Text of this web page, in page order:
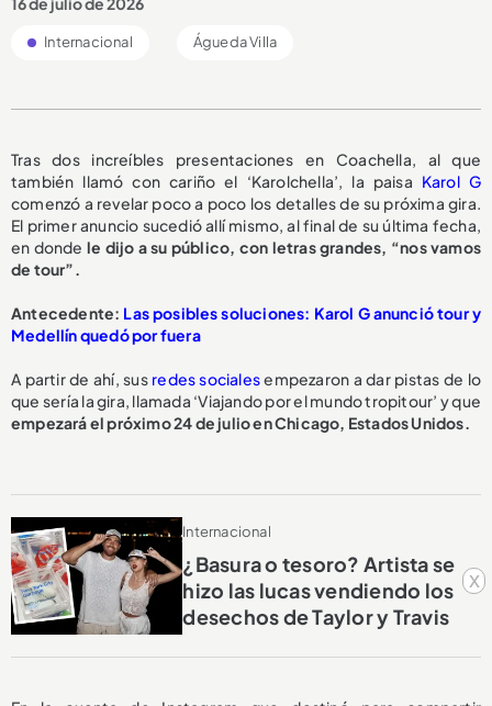
x
Internacional Águeda Villa
Tras dos increíbles presentaciones en Coachella, al que
también llamó con cariño el ‘Karolchella’, la paisa Karol G
comenzó a revelar poco a poco los detalles de su próxima gira.
El primer anuncio sucedió allí mismo, al final de su última fecha,
en donde le dijo a su público, con letras grandes, “nos vamos
de tour”.
Antecedente: Las posibles soluciones: Karol G anunció tour y
Medellín quedó por fuera
A partir de ahí, sus redes socialesempezaron a dar pistas de lo
que sería la gira, llamada ‘Viajando por el mundo tropitour’ y que
empezará el próximo 24 de julio en Chicago, Estados Unidos.
Internacional
¿Basura o tesoro? Artista se
hizo las lucas vendiendo los
desechos de Taylor y Travis